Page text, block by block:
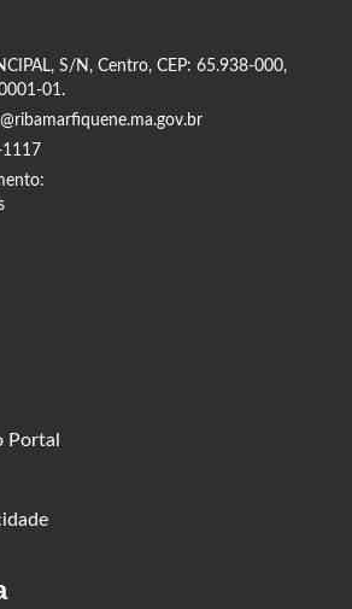
S/N, Centro, CEP: 65.938-000,
01.
1117
Portal